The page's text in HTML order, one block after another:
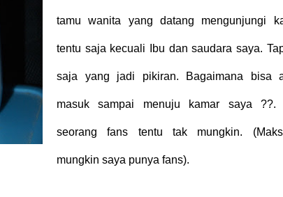
tamu wanita yang datang mengunjungi
tentu saja kecuali Ibu dan saudara saya.
saja yang jadi pikiran. Bagaimana bisa
masuk sampai menuju kamar saya ??.
seorang fans tentu tak mungkin.
mungkin saya punya fans).